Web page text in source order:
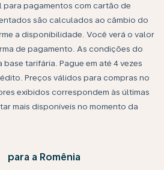
pagamentos com cartão de
são calculados ao câmbio do
a disponibilidade. Você verá o valor
de pagamento. As condições do
tarifária. Pague em até 4 vezes
Preços válidos para compras no
exibidos correspondem às últimas
mais disponíveis no momento da
para a Romênia